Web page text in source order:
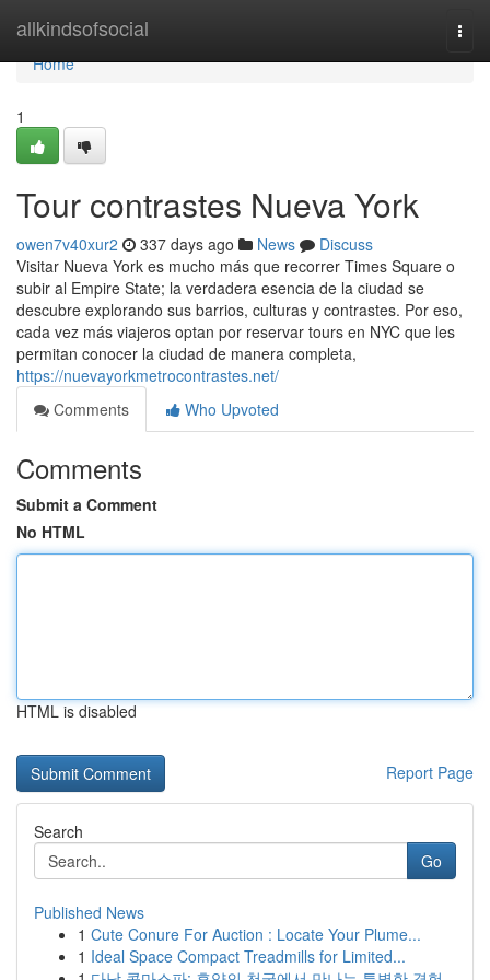
allkindsofsocial
Home
Home
1
Tour contrastes Nueva York
owen7v40xur2 337 days ago News
Discuss
Visitar Nueva York es mucho más que recorrer Times Square o
subir al Empire State; la verdadera esencia de la ciudad se
descubre explorando sus barrios, culturas y contrastes. Por eso,
cada vez más viajeros optan por reservar tours en NYC que les
permitan conocer la ciudad de manera completa,
https://nuevayorkmetrocontrastes.net/
Comments
Who Upvoted
Comments
Submit a Comment
No HTML
HTML is disabled
Report Page
Search
Go
Published News
1 Cute Conure For Auction : Locate Your Plume...
1 Ideal Space Compact Treadmills for Limited...